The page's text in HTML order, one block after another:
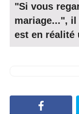
"Si vous
mariage...", il
est en réalité